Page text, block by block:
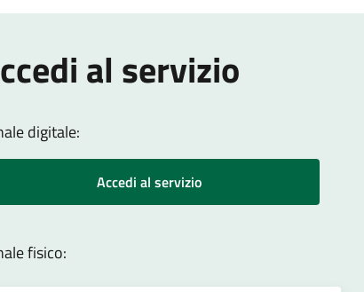
al servizio
digitale:
Accedi al servizio
fisico: